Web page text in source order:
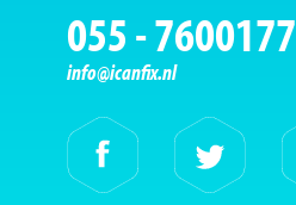
055 - 7600177
info@icanfix.nl